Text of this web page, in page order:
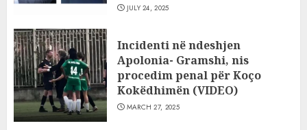
JULY 24, 2025
Incidenti në ndeshjen
Apolonia- Gramshi, nis
procedim penal për Koço
Kokëdhimën (VIDEO)
MARCH 27, 2025